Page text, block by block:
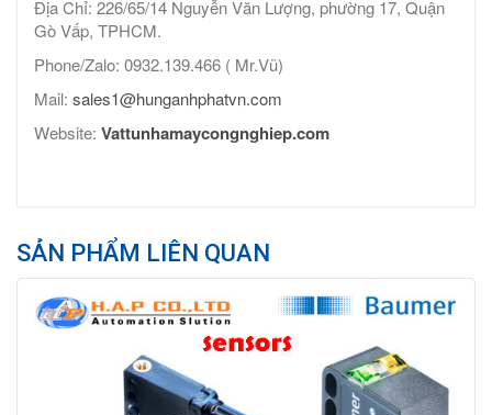
Địa Chỉ: 226/65/14 Nguyễn Văn Lượng, phường 17, Quận
Gò Vấp, TPHCM.
Phone/Zalo: 0932.139.466 ( Mr.Vũ)
Mail: sales1@hunganhphatvn.com
Website: Vattunhamaycongnghiep.com
SẢN PHẨM LIÊN QUAN